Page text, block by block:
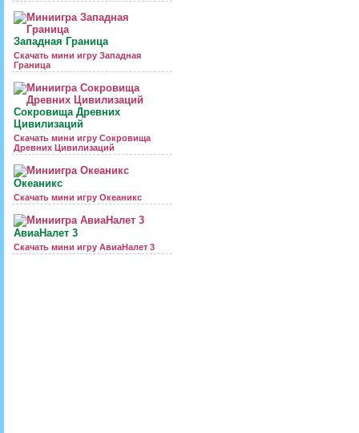
Западная Граница
Скачать мини игру Западная
Граница
Сокровища Древних
Цивилизаций
Скачать мини игру Сокровища
Древних Цивилизаций
Океаникс
Скачать мини игру Океаникс
АвиаНалет 3
Скачать мини игру АвиаНалет 3